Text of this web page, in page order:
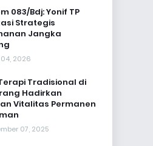
083/Bdj: Yonif TP
Strategis
Jangka
2026
Tradisional di
Hadirkan
Vitalitas Permanen
07, 2025